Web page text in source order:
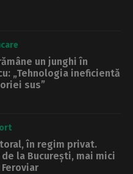
un junghi în
„Tehnologia ineficientă
sus”
în regim privat.
la București, mai mici
Feroviar